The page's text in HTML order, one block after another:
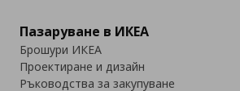
Пазаруване в ИКЕА
Брошури ИКЕА
Проектиране и дизайн
Ръководства за закупуване